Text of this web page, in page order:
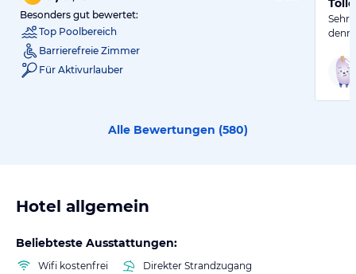
Besonders gut bewertet:
Top Poolbereich
Barrierefreie Zimmer
Für Aktivurlauber
Sehr
Alle Bewertungen (580)
Hotel allgemein
Beliebteste Ausstattungen:
Wifi kostenfrei
Direkter Strandzugang